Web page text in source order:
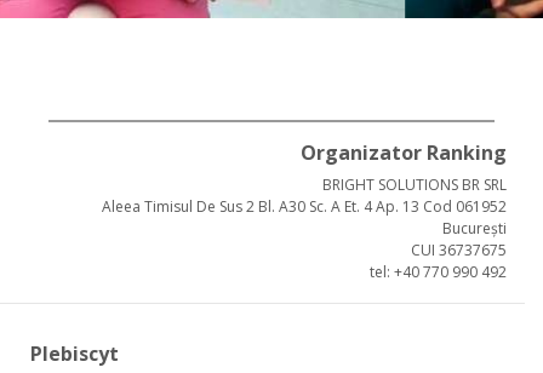
Organizator Ranking
BRIGHT SOLUTIONS BR SRL
Aleea Timisul De Sus 2 Bl. A30 Sc. A Et. 4 Ap. 13 Cod 061952
București
CUI 36737675
tel: +40 770 990 492
Plebiscyt